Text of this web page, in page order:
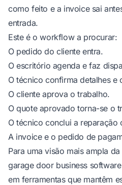
como feito e a invoice sai
entrada.
Este é o workflow a procurar:
O pedido do cliente entra.
O escritório agenda e faz
O técnico confirma detalhes e
O cliente aprova o trabalho.
O quote aprovado torna-se o
O técnico conclui a reparação
A invoice e o pedido de
Para uma visão mais ampla
garage door business
em ferramentas que mantêm